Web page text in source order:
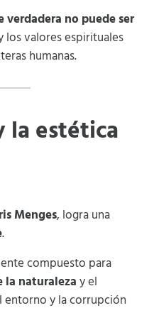
verdadera no puede ser
los valores espirituales
humanas.
la estética
Menges, logra una
.
compuesto para
la naturalezay el
y la corrupción